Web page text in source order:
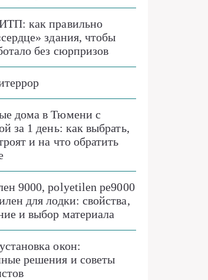
как правильно
здания, чтобы
без сюрпризов
дома в Тюмени с
за 1 день: как выбрать,
и на что обратить
9000, polyetilen pe9000
для лодки: свойства,
и выбор материала
окон:
решения и советы